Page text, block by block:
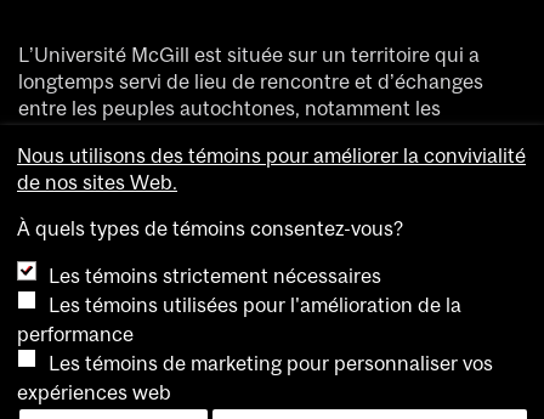
L’Université McGill est située sur un territoire qui a
longtemps servi de lieu de rencontre et d’échanges
entre les peuples autochtones, notamment les
Nous saluons et remercions les divers peuples
autochtones qui ont enrichi de leur présence ce
territoire accueillant aujourd’hui des gens de partout
dans le monde.
Nous utilisons des témoins pour améliorer la convivialité
de nos sites Web.
À quels types de témoins consentez-vous?
Les témoins strictement nécessaires
Les témoins utilisées pour l'amélioration de la
performance
Les témoins de marketing pour personnaliser vos
expériences web